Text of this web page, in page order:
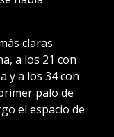
claras
a los 21 con
y a los 34 con
palo de
el espacio de